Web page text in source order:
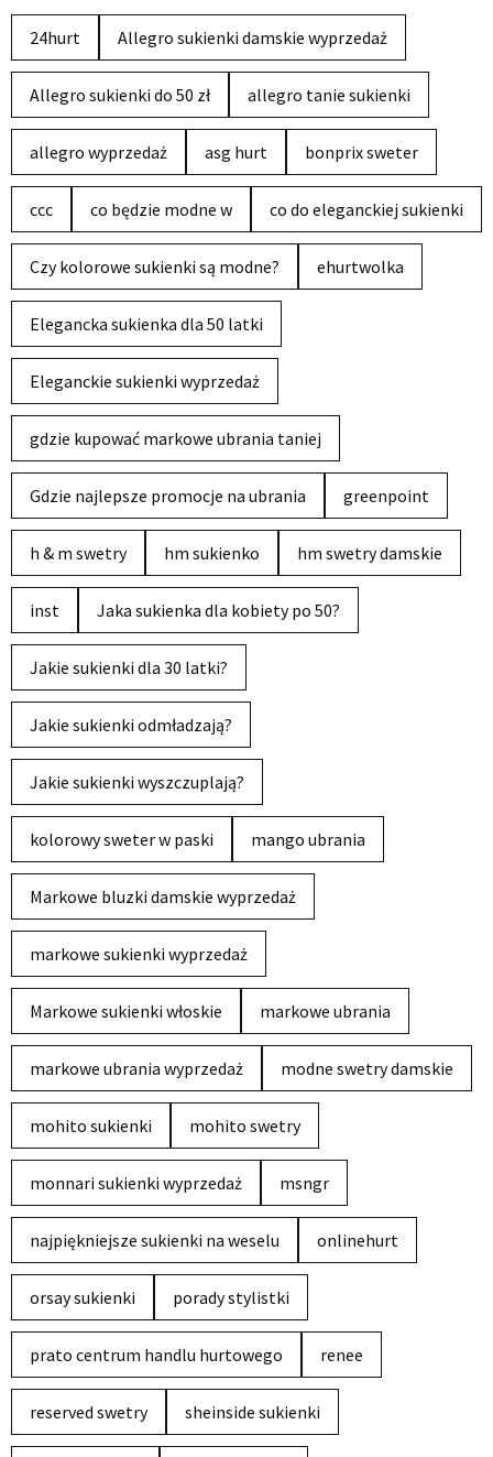
24hurt Allegro sukienki damskie wyprzedaż
Allegro sukienki do 50 zł allegro tanie sukienki
allegro wyprzedaż asg hurt bonprix sweter
ccc co będzie modne w co do eleganckiej sukienki
Czy kolorowe sukienki są modne? ehurtwolka
Elegancka sukienka dla 50 latki
Eleganckie sukienki wyprzedaż
gdzie kupować markowe ubrania taniej
Gdzie najlepsze promocje na ubrania greenpoint
h & m swetry hm sukienko hm swetry damskie
inst Jaka sukienka dla kobiety po 50?
Jakie sukienki dla 30 latki?
Jakie sukienki odmładzają?
Jakie sukienki wyszczuplają?
kolorowy sweter w paski mango ubrania
Markowe bluzki damskie wyprzedaż
markowe sukienki wyprzedaż
Markowe sukienki włoskie markowe ubrania
markowe ubrania wyprzedaż modne swetry damskie
mohito sukienki mohito swetry
monnari sukienki wyprzedaż msngr
najpiękniejsze sukienki na weselu onlinehurt
orsay sukienki porady stylistki
prato centrum handlu hurtowego renee
reserved swetry sheinside sukienki